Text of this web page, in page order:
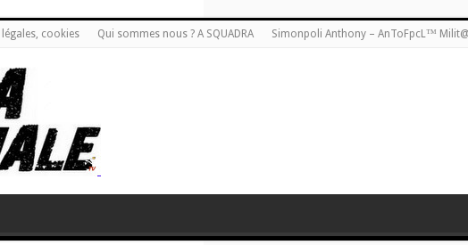
cookies Qui sommes nous ? A SQUADRA Simonpoli Anthony – AnToFpcL™